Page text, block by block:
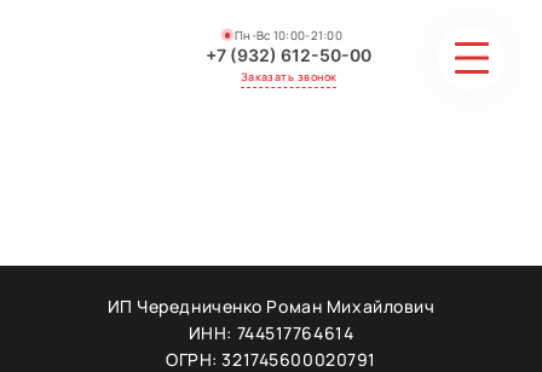
Пн-Вс 10:00-21:00
+7 (932) 612-50-00
Заказать звонок
ГАЛЕРЕЯИП Чередниченко Роман Михайлович
ИНН: 744517764614
ОГРН: 321745600020791